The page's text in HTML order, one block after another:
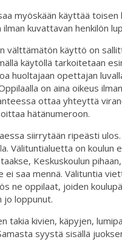
myöskään käyttää toisen
kuvattavan henkilön
välttämätön käyttö on
käytöllä tarkoitetaan
huoltajaan opettajan
on aina oikeus
ottaa yhteyttä
hätänumeroon.
siirrytään ripeästi
Välituntialuetta on koulun
Keskuskoulun
ei saa mennä. Välituntia
ne oppilaat, joiden
jo loppunut.
takia kivien, käpyjen,
syystä sisällä